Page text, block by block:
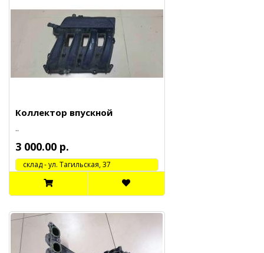
Коллектор впускной
..
3 000.00 р.
cклад - ул. Тагильская, 37